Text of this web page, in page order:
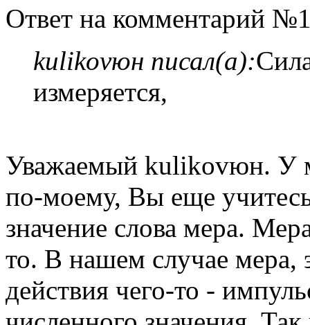
Ответ на комментарий
kulikovюн писал(а):
измеряется,
Уважаемый kulikovюн. У
по-моему, Вы еще
значение слова мера.
то. В нашем случае мера,
действия чего-то -